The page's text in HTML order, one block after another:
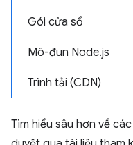
Gói cửa sổ
Mô-đun Node.js
Trình tải (CDN)
Tìm hiểu sâu hơn về